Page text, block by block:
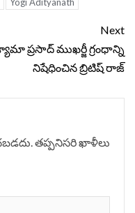
Yogi Adityanath
Next
ప్రసాద్ ముఖర్జీ గ్రంధాన్ని
నిషేధించిన బ్రిటిష్ రాజ్
తప్పనిసరి ఖాళీలు